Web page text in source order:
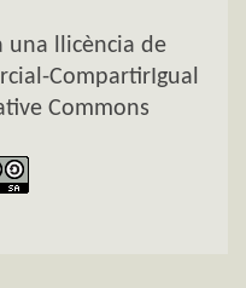
llicència de
CompartirIgual
Commons